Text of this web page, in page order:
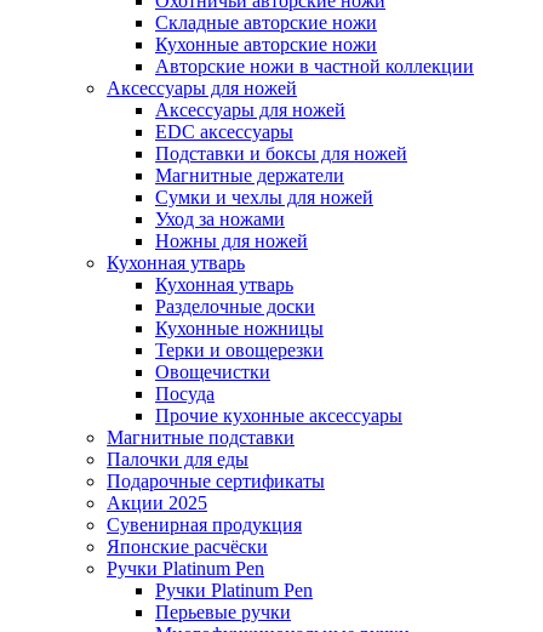
Складные авторские ножи
Кухонные авторские ножи
Авторские ножи в частной коллекции
Аксессуары для ножей
Аксессуары для ножей
EDC аксессуары
Подставки и боксы для ножей
Магнитные держатели
Сумки и чехлы для ножей
Уход за ножами
Ножны для ножей
Кухонная утварь
Кухонная утварь
Разделочные доски
Кухонные ножницы
Терки и овощерезки
Овощечистки
Посуда
Прочие кухонные аксессуары
Магнитные подставки
Палочки для еды
Подарочные сертификаты
Акции 2025
Сувенирная продукция
Японские расчёски
Ручки Platinum Pen
Ручки Platinum Pen
Перьевые ручки